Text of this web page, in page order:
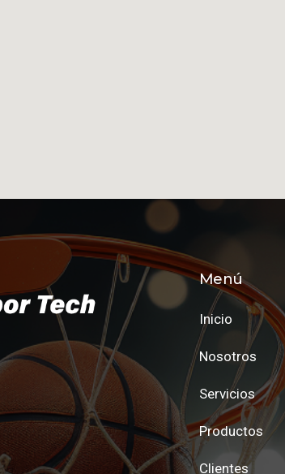
Menú
Inicio
Nosotros
Servicios
Productos
Clientes